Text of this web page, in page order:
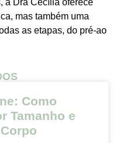
a Dra Cecília oferece
mas também uma
as etapas, do pré-ao
Como
Tamanho e